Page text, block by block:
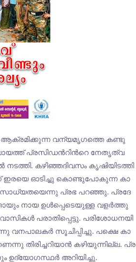
ആ​ക്ര​മി​ക്കു​ന്ന വ​ന്യ​മൃ​ഗ​ത്തെ ക​ണ്ടു​
പ്ര​സി​ഡ​ന്‍റി​ന്‍റെ നേ​തൃ​ത്വ​
ക​ഴി​ഞ്ഞ​ദി​വ​സം കൃ​ഷി​യി​ട​ത്തി​
ഇ​ര​യെ ഓ​ടി​ച്ചു കൊ​ണ്ടു​പോ​കു​ന്ന കാ​
പ്ര​ഭ പ​റ​ഞ്ഞു. പ്ര​ദേ​
നാ​യ ഉ​ള്‍​പ്പെ​ടെ​യു​ള്ള വ​ള​ര്‍​ത്തു​
പ​രാ​തി​പ്പെ​ട്ടു. പ​രി​ശോ​ധ​ന​യി​
വ​ന​പാ​ല​ക​ര്‍ സൂ​ചി​പ്പി​ച്ചു. പ​ക്ഷെ കാ​
തി​രി​ച്ച​റി​യാ​ന്‍ ക​ഴി​യു​ന്നി​ല്ല. പ്ര​
ഉ​ദ്യോ​ഗ​സ്ഥ​ര്‍ അ​റി​യി​ച്ചു.